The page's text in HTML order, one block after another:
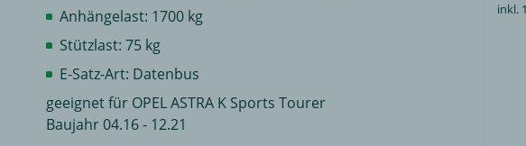
Anhängelast: 1700 kg
Stützlast: 75 kg
E-Satz-Art: Datenbus
geeignet für OPEL ASTRA K Sports Tourer
Baujahr 04.16 - 12.21
inkl.